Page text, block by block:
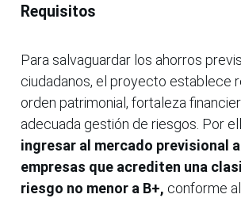
Requisitos
Para salvaguardar los ahorros
ciudadanos, el proyecto establece
orden patrimonial, fortaleza
adecuada gestión de riesgos. Por
ingresar al mercado previsional
empresas que acrediten una
riesgo no menor a B+, conforme